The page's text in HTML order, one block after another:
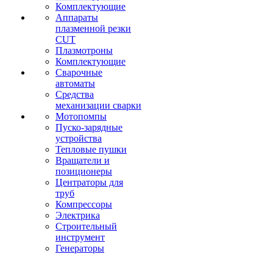
Комплектующие
Аппараты
плазменной резки
CUT
Плазмотроны
Комплектующие
Сварочные
автоматы
Средства
механизации сварки
Мотопомпы
Пуско-зарядные
устройства
Тепловые пушки
Вращатели и
позиционеры
Центраторы для
труб
Компрессоры
Электрика
Строительный
инструмент
Генераторы